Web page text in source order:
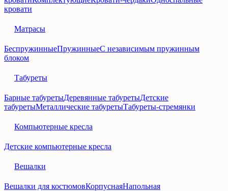
кровати
Матрасы
БеспружинныеПружинныеС независимым пружинным
блоком
Табуреты
Барные табуретыДеревянные табуретыДетские
табуретыМеталлические табуретыТабуреты-стремянки
Компьютерные кресла
Детские компьютерные кресла
Вешалки
Вешалки для костюмовКорпуснаяНапольная